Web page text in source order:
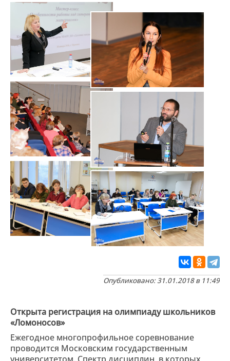
Опубликовано: 31.01.2018 в 11:49
Открыта регистрация на олимпиаду школьников
«Ломоносов»
Ежегодное многопрофильное соревнование
проводится Московским государственным